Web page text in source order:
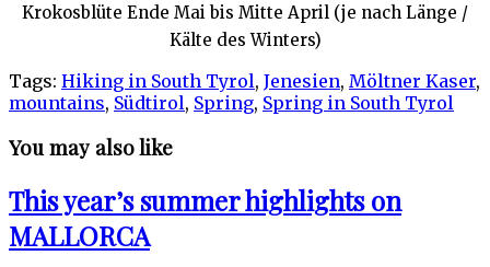
Krokosblüte Ende Mai bis Mitte April (je nach Länge /
Kälte des Winters)
Tags: Hiking in South Tyrol, Jenesien, Möltner Kaser,
mountains, Südtirol, Spring, Spring in South Tyrol
You may also like
This year’s summer highlights on
MALLORCA